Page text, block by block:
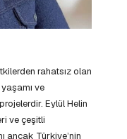
rahatsız olan
ve
Eylül Helin
ve çeşitli
ancak Türkiye’nin